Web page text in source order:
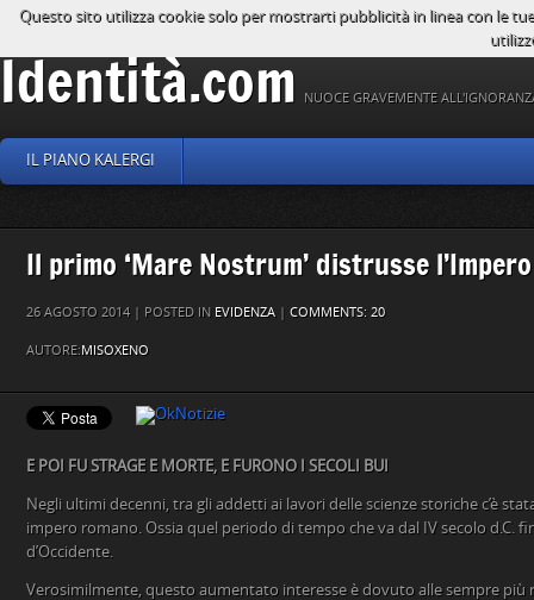
Identità.com NUOCE GRAVEMENTE
IL PIANO KALERGI
Il primo ‘Mare Nostrum’ distrusse
26 AGOSTO 2014 | POSTED IN EVIDENZA | COMMENTS: 20
AUTORE:MISOXENO
E POI FU STRAGE E MORTE, E FURONO I SECOLI BUI
Negli ultimi decenni, tra gli addetti ai lavori delle scienze storiche c’è
impero romano. Ossia quel periodo di tempo che va dal IV secolo d.C.
d’Occidente.
Verosimilmente, questo aumentato interesse è dovuto alle sempre più
Questo sito utilizza cookie solo per mostrarti pubblicità in linea con le